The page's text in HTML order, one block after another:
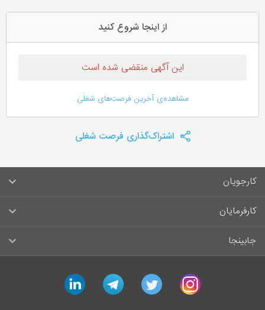
از اینجا شروع کنید
این آگهی منقضی شده است
مشاهده‌ی آخرین فرصت‌های شغلی
اشتراک‌گذاری فرصت شغلی
کارجویان
سوالات متداول کارجویان
لیست مشاغل
آگهی‌های استخدام
کارفرمایان
راهنمای ثبت آگهی استخدام
قوانین و مقررات کارفرمایان
جابینجا
جابینجا در رسانه‌ها
instagram
twitter
telegram
linkedin